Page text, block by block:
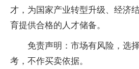
才，为国家产业转型升级、经济
育提供合格的人才储备。
免责声明：市场有风险，选
考，不作买卖依据。